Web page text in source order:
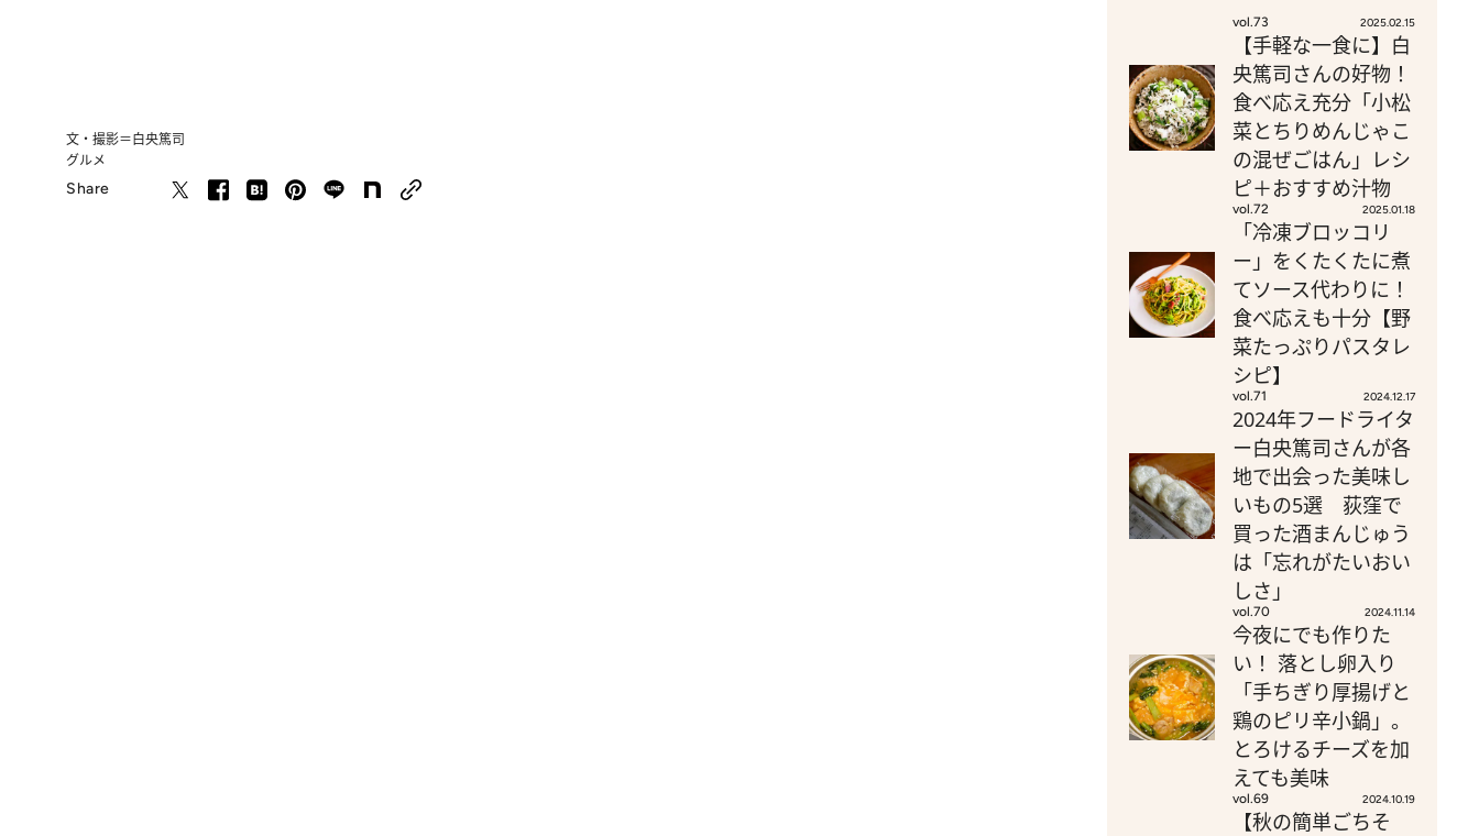
文・撮影＝白央篤司
グルメ
Share
vol.73 2025.02.15
【手軽な一食に】白
央篤司さんの好物！
食べ応え充分「小松
菜とちりめんじゃこ
の混ぜごはん」レシ
ピ＋おすすめ汁物
vol.72 2025.01.18
「冷凍ブロッコリ
ー」をくたくたに煮
てソース代わりに！
食べ応えも十分【野
菜たっぷりパスタレ
シピ】
vol.71 2024.12.17
2024年フードライタ
ー白央篤司さんが各
地で出会った美味し
いもの5選 荻窪で
買った酒まんじゅう
は「忘れがたいおい
しさ」
vol.70 2024.11.14
今夜にでも作りた
い！ 落とし卵入り
「手ちぎり厚揚げと
鶏のピリ辛小鍋」。
とろけるチーズを加
えても美味
vol.69 2024.10.19
【秋の簡単ごちそ